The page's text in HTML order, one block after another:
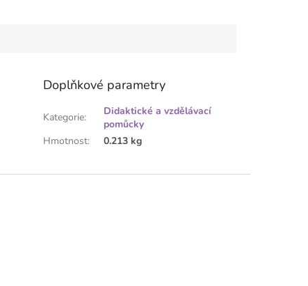
Doplňkové parametry
Kategorie:
Didaktické a vzdělávací
pomůcky
Hmotnost: 0.213 kg